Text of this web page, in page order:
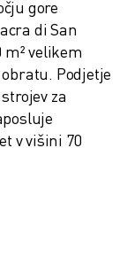
gore
di San
velikem
Podjetje
za
v višini 70